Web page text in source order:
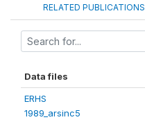
RELATED PUBLICATIONS
Data files
ERHS
1989_arsinc5